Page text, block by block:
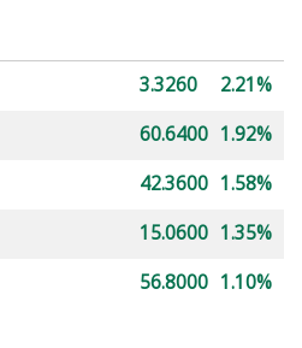
3.3260
2.21%
60.6400 1.92%
42.3600 1.58%
15.0600 1.35%
56.8000 1.10%